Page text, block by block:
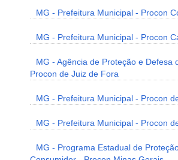
MG - Prefeitura Municipal - Procon
MG - Prefeitura Municipal - Procon
MG - Agência de Proteção e Defesa
Procon de Juiz de Fora
MG - Prefeitura Municipal - Procon
MG - Prefeitura Municipal - Procon
MG - Programa Estadual de